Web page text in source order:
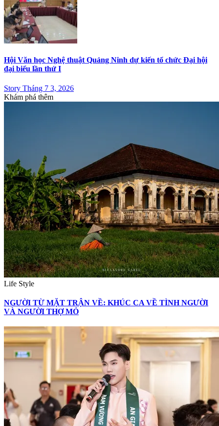
Hội Văn học Nghệ thuật Quảng Ninh dự kiến tổ chức Đại hội
đại biểu lần thứ I
Story Tháng 7 3, 2026
Khám phá thêm
Life Style
NGƯỜI TỪ MẶT TRẬN VỀ: KHÚC CA VỀ TÌNH NGƯỜI
VÀ NGƯỜI THỢ MỎ